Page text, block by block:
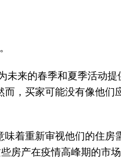
未来的春季和夏季活动提
，买家可能没有像他们
着重新审视他们的住房
房产在疫情高峰期的市